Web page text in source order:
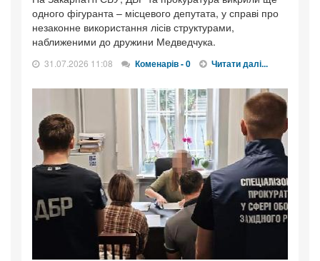
одного фігуранта – місцевого депутата, у справі про
незаконне використання лісів структурами,
наближеними до дружини Медведчука.
31.07.2026 11:08 Коменарів - 0 Читати далі...